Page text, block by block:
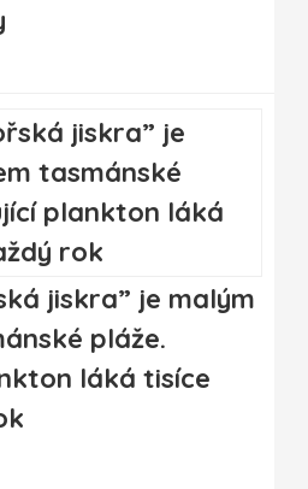
jiskra” je malým
pláže.
láká tisíce